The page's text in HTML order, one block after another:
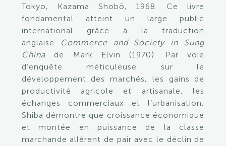
Tokyo, Kazama Shobō, 1968. Ce livre
fondamental atteint un large public
international grâce à la traduction
anglaise
Commerce and Society in Sung
Chinade Mark Elvin (1970). Par voie
d’enquête méticuleuse sur le
développement des marchés, les gains de
productivité agricole et artisanale, les
échanges commerciaux et l’urbanisation,
Shiba démontre que croissance économique
et montée en puissance de la classe
marchande allèrent de pair avec le déclin de